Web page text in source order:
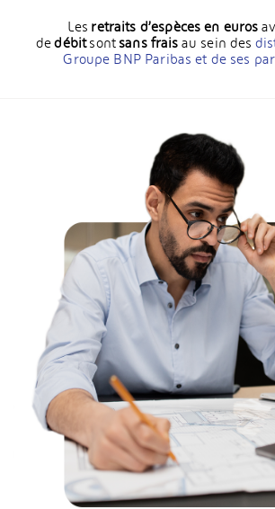
Les retraits d’espèces en euros
dedébitsontsans frais au sein des
Groupe BNP Paribas et de ses